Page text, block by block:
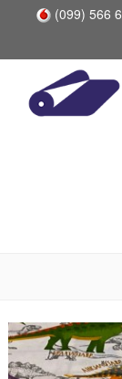
(099) 566